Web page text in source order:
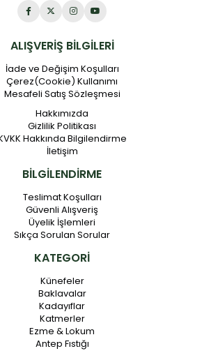
ALIŞVERİŞ BİLGİLERİ
İade ve Değişim Koşulları
Çerez(Cookie) Kullanımı
Mesafeli Satış Sözleşmesi
Hakkımızda
Gizlilik Politikası
Hakkında Bilgilendirme
İletişim
BİLGİLENDİRME
Teslimat Koşulları
Güvenli Alışveriş
Üyelik İşlemleri
Sıkça Sorulan Sorular
KATEGORİ
Künefeler
Baklavalar
Kadayıflar
Katmerler
Ezme & Lokum
Antep Fıstığı